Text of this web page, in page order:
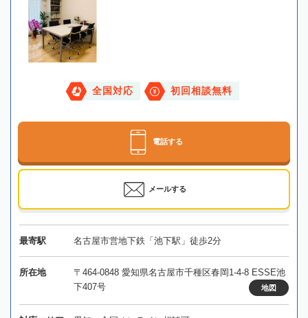
全国対応 初回相談無料
電話する
メールする
最寄駅 名古屋市営地下鉄「池下駅」徒歩2分
所在地
〒464-0848 愛知県名古屋市千種区春岡1-4-8 ESSE池
下407号
地図